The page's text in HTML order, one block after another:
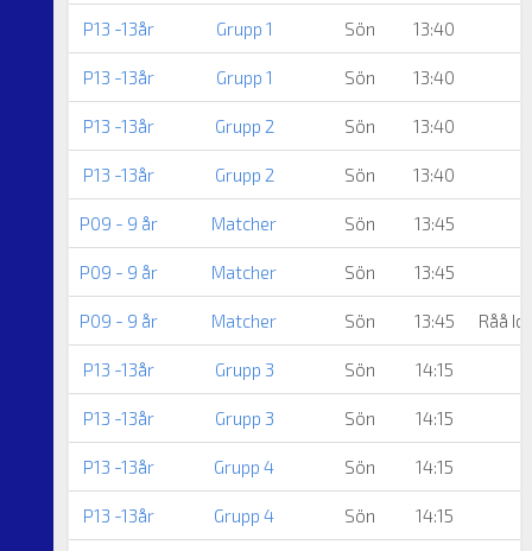
P13 -13år Grupp 1 Sön 13:40
P13 -13år Grupp 1 Sön 13:40
P13 -13år Grupp 2 Sön 13:40
P13 -13år Grupp 2 Sön 13:40
P09 - 9 år Matcher Sön 13:45
P09 - 9 år Matcher Sön 13:45
P09 - 9 år Matcher Sön 13:45 Råå
P13 -13år Grupp 3 Sön 14:15
P13 -13år Grupp 3 Sön 14:15
P13 -13år Grupp 4 Sön 14:15
P13 -13år Grupp 4 Sön 14:15